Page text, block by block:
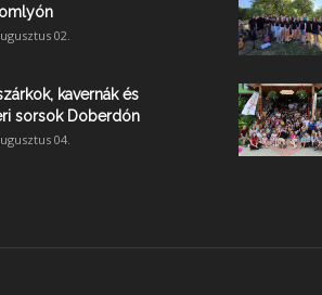
02.
kavernák és
sorsok Doberdón
04.